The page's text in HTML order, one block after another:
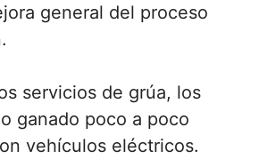
general del proceso
servicios de grúa, los
ganado poco a poco
vehículos eléctricos.